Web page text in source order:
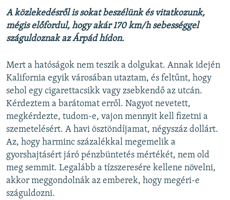
A közlekedésről is sokat beszélünk és vitatkozunk,
mégis előfordul, hogy akár 170 km/h sebességgel
száguldoznak az Árpád hídon.
Mert a hatóságok nem teszik a dolgukat. Annak idején
Kalifornia egyik városában utaztam, és feltűnt, hogy
sehol egy cigarettacsikk vagy zsebkendő az utcán.
Kérdeztem a barátomat erről. Nagyot nevetett,
megkérdezte, tudom-e, vajon mennyit kell fizetni a
szemetelésért. A havi ösztöndíjamat, négyszáz dollárt.
Az, hogy harminc százalékkal megemelik a
gyorshajtásért járó pénzbüntetés mértékét, nem old
meg semmit. Legalább a tízszeresére kellene növelni,
akkor meggondolnák az emberek, hogy megéri-e
száguldozni.